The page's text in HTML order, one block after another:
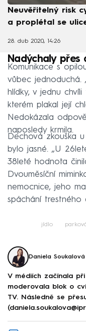
Neuvěřitelný risk
a proplétal se
28. dub 2020, 14:26
Nadýchaly přes
Komunikace s
vůbec jednoduchá.
hlídky, v jednu
kterém plakal její
Nedokázala
naposledy krmila.
Dechová zkouška
bylo jasné. „U
38leté hodnota
Dvouměsíční
nemocnice, jeho
spáchání trestného
jídlo
Daniela Soukalová
V médiích začínala
moderovala blok o
TV. Následně se